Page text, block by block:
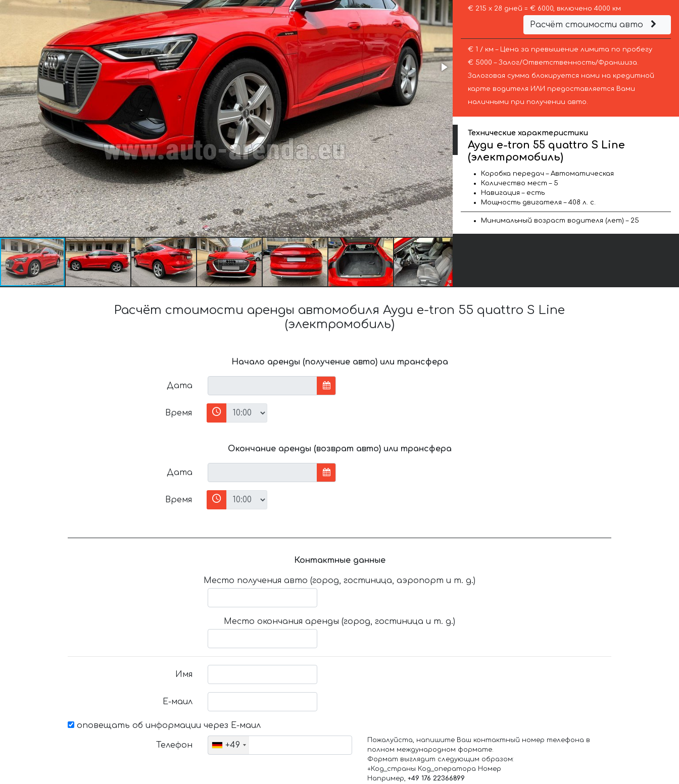
€ 215 х 28 дней = € 6000, включено 4000 км
Расчёт стоимости авто
€ 1 / км – Цена за превышение лимита по пробегу
€ 5000 – Залог/Ответственность/Франшиза.
Залоговая сумма блокируется нами на кредитной
карте водителя ИЛИ предоставляется Вами
наличными при получении авто.
Технические характеристики
Ауди e-tron 55 quattro S Line
(электромобиль)
Коробка передач – Автоматическая
Количество мест – 5
Навигация – есть
Мощность двигателя – 408 л. с.
Минимальный возраст водителя (лет) – 25
Расчёт стоимости аренды автомобиля Ауди e-tron 55 quattro S Line
(электромобиль)
Начало аренды (получение авто) или трансфера
Дата
Время
Окончание аренды (возврат авто) или трансфера
Дата
Время
Контактные данные
Место получения авто (город, гостиница, аэропорт и т. д.)
Место окончания аренды (город, гостиница и т. д.)
Имя
Е-маил
оповещать об информации через Е-маил
Телефон +49
Пожалуйста, напишите Ваш контактный номер телефона в
полном международном формате.
Формат выглядит следующим образом:
+Код_страны Код_оператора Номер
Например, +49 176 22366899